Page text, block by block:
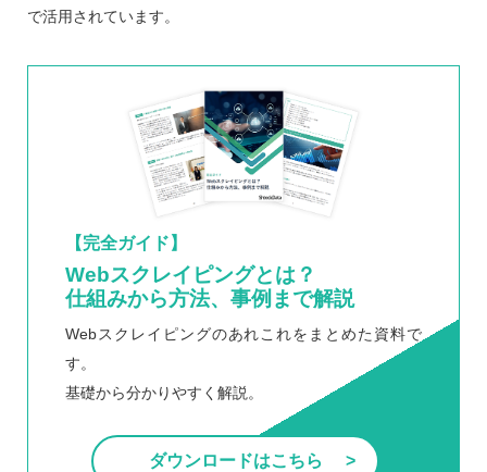
で活用されています。
【完全ガイド】
Webスクレイピングとは？
仕組みから方法、事例まで解説
Webスクレイピングのあれこれをまとめた資料で
す。
基礎から分かりやすく解説。
ダウンロードはこちら